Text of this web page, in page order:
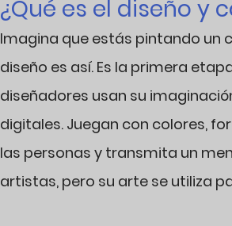
¿Qué es el diseño y
Imagina que estás pintando un
diseño es así. Es la primera
diseñadores usan su
digitales. Juegan con colores,
las personas y transmita un
artistas, pero su arte se utiliza